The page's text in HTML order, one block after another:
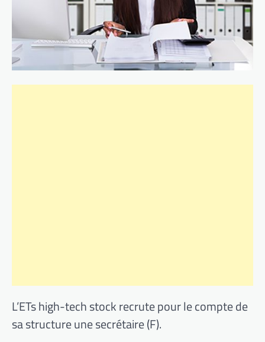
L’ETs high-tech stock recrute pour le compte de
sa structure une secrétaire (F).